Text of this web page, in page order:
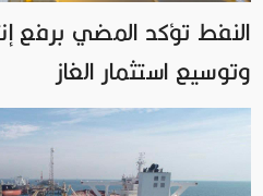
النفط تؤكد المضي برفع
وتوسيع استثمار الغاز